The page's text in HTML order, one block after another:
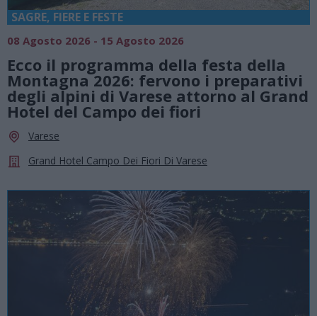
SAGRE, FIERE E FESTE
08 Agosto 2026 - 15 Agosto 2026
Ecco il programma della festa della
Montagna 2026: fervono i preparativi
degli alpini di Varese attorno al Grand
Hotel del Campo dei fiori
Varese
Grand Hotel Campo Dei Fiori Di Varese